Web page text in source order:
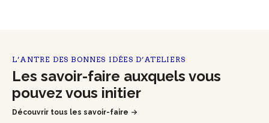
L’ANTRE DES BONNES IDÉES D’ATELIERS
Les savoir-faire auxquels vous
pouvez vous initier
Découvrir tous les savoir-faire